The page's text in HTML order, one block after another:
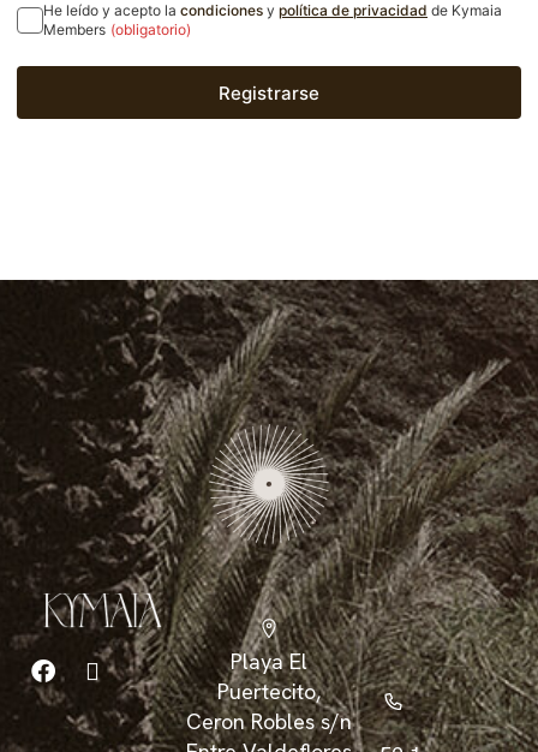
He leído y acepto la condiciones y política de privacidad de Kymaia
Members (obligatorio)
Registrarse
Playa El
Puertecito,
Ceron Robles s/n